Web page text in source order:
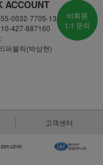
ACCOUNT
0032-7705-13
427-887160
퍼블릭(박상현)
비회원
1:1 문의
고객센터